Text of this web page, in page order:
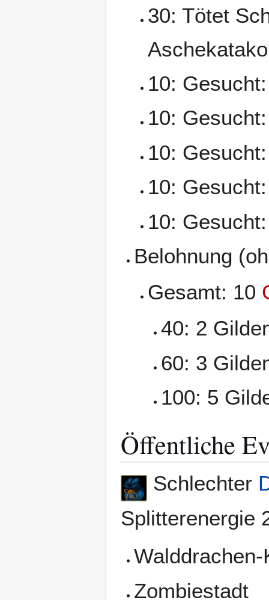
30: Tötet
10:
10:
10:
10:
10:
Belohnung
Gesamt: 10
40: 2
60: 3
100: 5
Öffentliche
Schlechter
Splitterenergie
Zombiestadt